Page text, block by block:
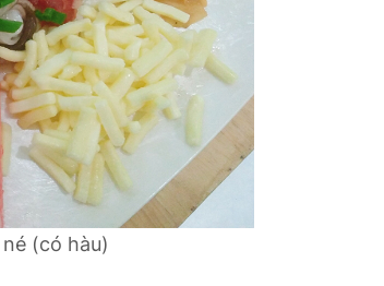
(có hàu)